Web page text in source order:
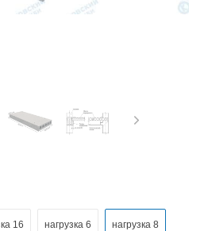
16 нагрузка 6 нагрузка 8